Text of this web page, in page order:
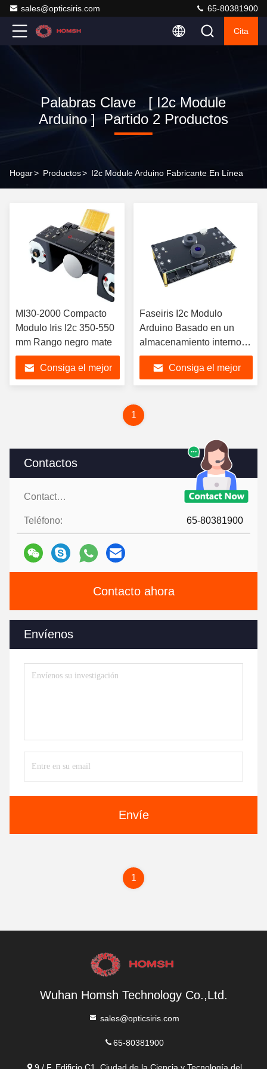
sales@opticsiris.com 65-80381900
Cita
Palabras Clave [ I2c Module
Arduino ] Partido 2 Productos
Hogar> Productos> I2c Module Arduino Fabricante En Línea
Contactos
Contactos: Mr. Kelvin Yi
Teléfono: 65-80381900
Contacto ahora
Envíenos
Envíe
MI30-2000 Compacto
Modulo Iris I2c 350-550
mm Rango negro mate
Consiga el mejor
Faseiris I2c Modulo
Arduino Basado en un
almacenamiento interno
de 10000 personas
Consiga el mejor
1
1
Wuhan Homsh Technology Co.,Ltd.
sales@opticsiris.com
65-80381900